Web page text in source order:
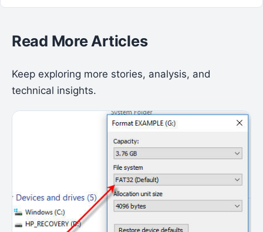
Read More Articles
Keep exploring more stories, analysis, and
technical insights.